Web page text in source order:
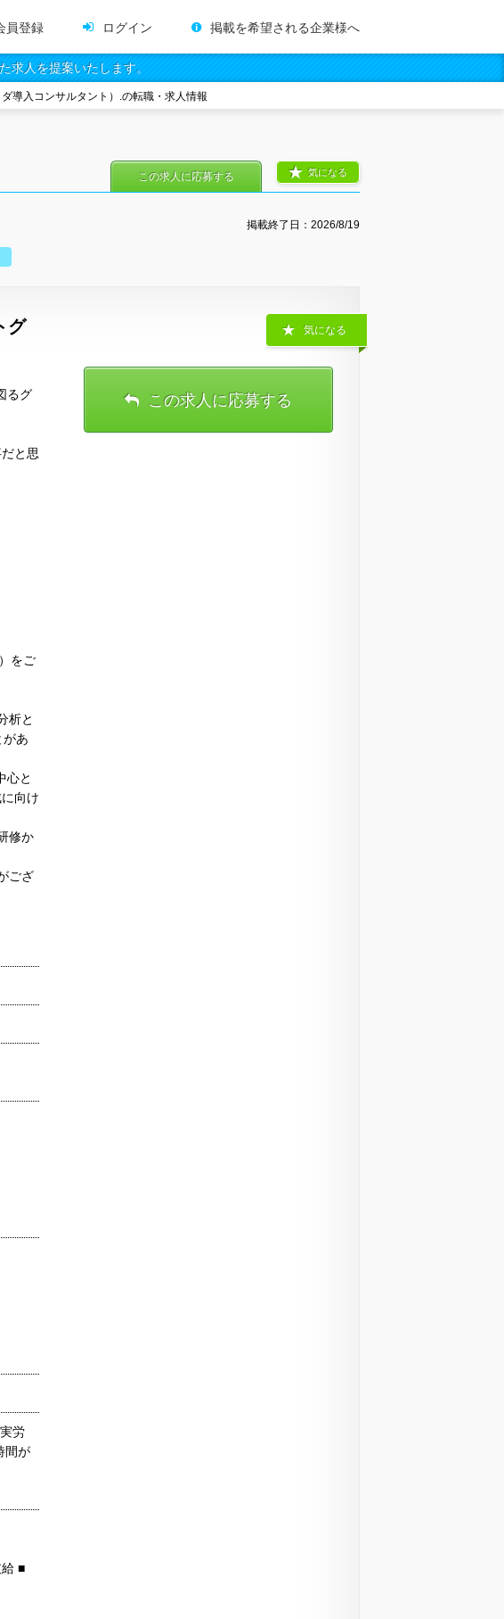
員登録 ログイン 掲載を希望される企業様へ
求人を提案いたします。
導入コンサルタント）.の転職・求人情報
掲載終了日： 2026/8/19
気になる
この求人に応募する
グ
るグ
と思
をご
析と
あ
心と
向け
修か
ござ
労
間が
■
気になる
この求人に応募する